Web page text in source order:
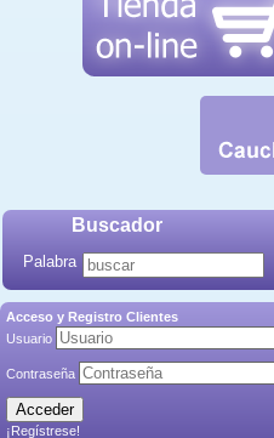
Buscador
Palabra
Acceso y Registro Clientes
Usuario
Contraseña
¡Regístrese!